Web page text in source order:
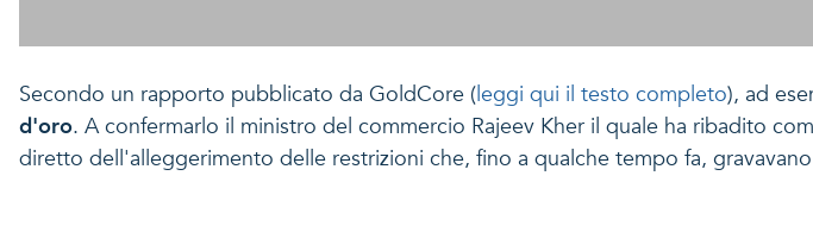
Secondo un rapporto pubblicato da GoldCore (leggi qui il testo completo), ad
d'oro. A confermarlo il ministro del commercio Rajeev Kher il quale ha ribadito
diretto dell'alleggerimento delle restrizioni che, fino a qualche tempo fa,